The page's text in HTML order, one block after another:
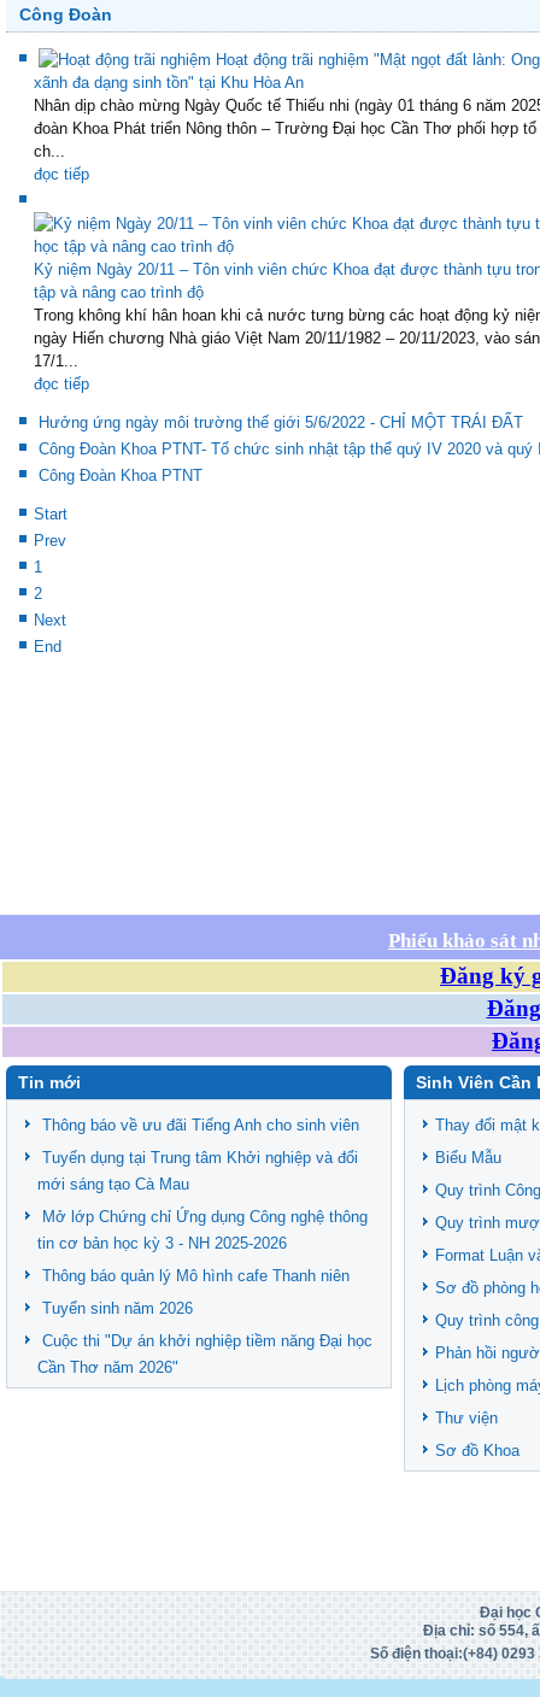
Công Đoàn
Hoạt động trãi nghiệm "Mật ngọt đất lành:
xãnh đa dạng sinh tồn" tại Khu Hòa An
Nhân dịp chào mừng Ngày Quốc tế Thiếu nhi (ngày 01 tháng 6 năm
đoàn Khoa Phát triển Nông thôn – Trường Đại học Cần Thơ phối hợp
ch...
đọc tiếp
Kỷ niệm Ngày 20/11 – Tôn vinh viên chức Khoa đạt được thành tựu
tập và nâng cao trình độ
Trong không khí hân hoan khi cả nước tưng bừng các hoạt động kỷ
ngày Hiến chương Nhà giáo Việt Nam 20/11/1982 – 20/11/2023, vào
17/1...
đọc tiếp
Hưởng ứng ngày môi trường thế giới 5/6/2022 - CHỈ MỘT TRÁI ĐẤT
Công Đoàn Khoa PTNT- Tổ chức sinh nhật tập thể quý IV 2020 và quý
Công Đoàn Khoa PTNT
Start
Prev
1
2
Next
End
Phiếu khảo sát
Đăng ký
Tin mới
Thông báo về ưu đãi Tiếng Anh cho sinh viên
Tuyển dụng tại Trung tâm Khởi nghiệp và đổi
mới sáng tạo Cà Mau
Mở lớp Chứng chỉ Ứng dụng Công nghệ thông
tin cơ bản học kỳ 3 - NH 2025-2026
Thông báo quản lý Mô hình cafe Thanh niên
Tuyển sinh năm 2026
Cuộc thi "Dự án khởi nghiệp tiềm năng Đại học
Cần Thơ năm 2026"
Sinh Viên Cần
Thay đổi mật
Biểu Mẫu
Quy trình
Quy trình
Format Luận
Sơ đồ phòng
Quy trình
Phản hồi
Lịch phòng
Thư viện
Sơ đồ Khoa
Đại học
Địa chỉ: số 554,
Số điện thoại:(+84)